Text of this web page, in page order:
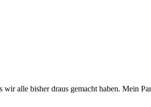
alle bisher draus gemacht haben. Mein